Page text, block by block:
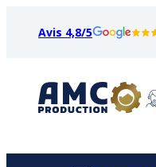
Avis 4,8/5